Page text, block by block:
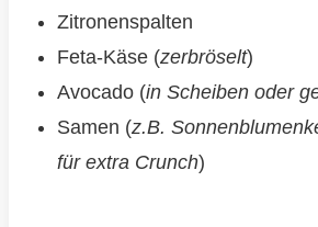
Zitronenspalten
Feta-Käse (zerbröselt)
Avocado (in Scheiben oder
Samen (z.B.
für extra Crunch)